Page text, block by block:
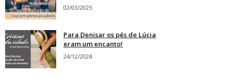
02/03/2025
Para Denisar os pés de Lúcia
eram um encanto!
24/12/2024